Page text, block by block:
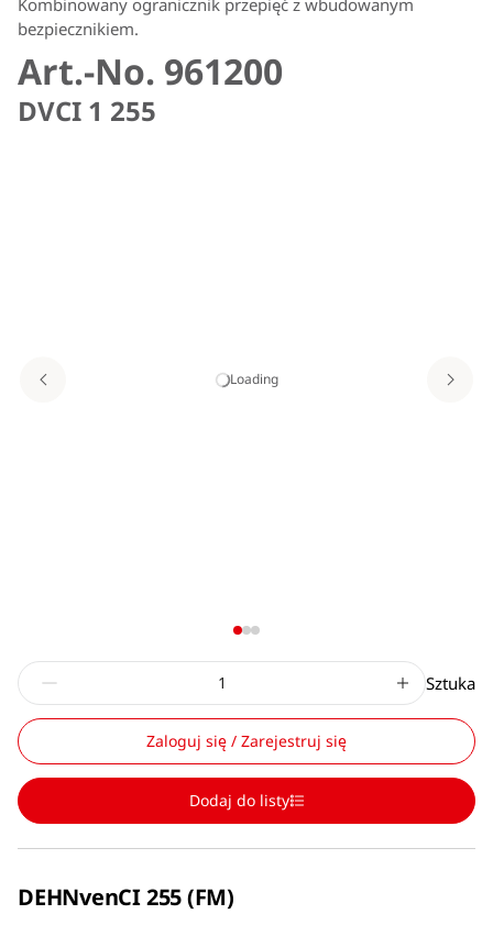
Kombinowany ogranicznik przepięć z wbudowanym
bezpiecznikiem.
Art.-No. 961200
DVCI 1 255
Loading
Sztuka
Zaloguj się / Zarejestruj się
Dodaj do listy
DEHNvenCI 255 (FM)